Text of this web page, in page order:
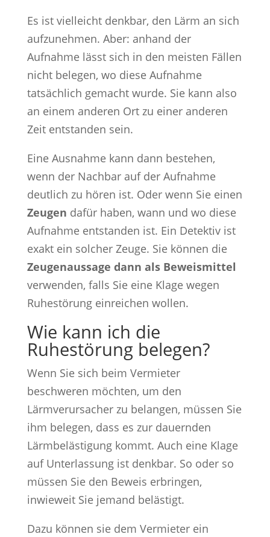
Es ist vielleicht denkbar, den Lärm an sich
aufzunehmen. Aber: anhand der
Aufnahme lässt sich in den meisten Fällen
nicht belegen, wo diese Aufnahme
tatsächlich gemacht wurde. Sie kann also
an einem anderen Ort zu einer anderen
Zeit entstanden sein.
Eine Ausnahme kann dann bestehen,
wenn der Nachbar auf der Aufnahme
deutlich zu hören ist. Oder wenn Sie einen
Zeugen dafür haben, wann und wo diese
Aufnahme entstanden ist. Ein Detektiv ist
exakt ein solcher Zeuge. Sie können die
Zeugenaussage dann als Beweismittel
verwenden, falls Sie eine Klage wegen
Ruhestörung einreichen wollen.
Wie kann ich die
Ruhestörung belegen?
Wenn Sie sich beim Vermieter
beschweren möchten, um den
Lärmverursacher zu belangen, müssen Sie
ihm belegen, dass es zur dauernden
Lärmbelästigung kommt. Auch eine Klage
auf Unterlassung ist denkbar. So oder so
müssen Sie den Beweis erbringen,
inwieweit Sie jemand belästigt.
Dazu können sie dem Vermieter ein